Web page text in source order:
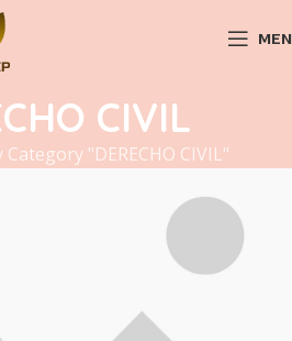
CIVIL
"DERECHO CIVIL"